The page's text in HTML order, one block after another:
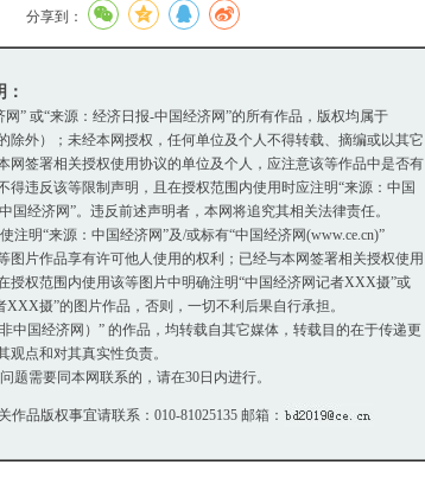
分享到：
” 或“来源：经济日报-中国经济网”的所有作品，版权均属于
外）；未经本网授权，任何单位及个人不得转载、摘编或以其它
签署相关授权使用协议的单位及个人，应注意该等作品中是否有
违反该等限制声明，且在授权范围内使用时应注明“来源：中国
经济网”。违反前述声明者，本网将追究其相关法律责任。
注明“来源：中国经济网”及/或标有“中国经济网(www.ce.cn)”
片作品享有许可他人使用的权利；已经与本网签署相关授权使用
权范围内使用该等图片中明确注明“中国经济网记者XXX摄”或
摄”的图片作品，否则，一切不利后果自行承担。
中国经济网）” 的作品，均转载自其它媒体，转载目的在于传递更
点和对其真实性负责。
题需要同本网联系的，请在30日内进行。
作品版权事宜请联系：010-81025135 邮箱：